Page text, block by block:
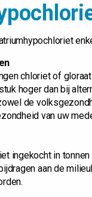
chloriet of
hoger dan bij
de
van uw
ingekocht in
aan de